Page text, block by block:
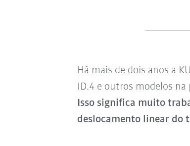
Há mais de dois anos a
ID.4 e outros modelos
Isso significa muito
deslocamento linear do